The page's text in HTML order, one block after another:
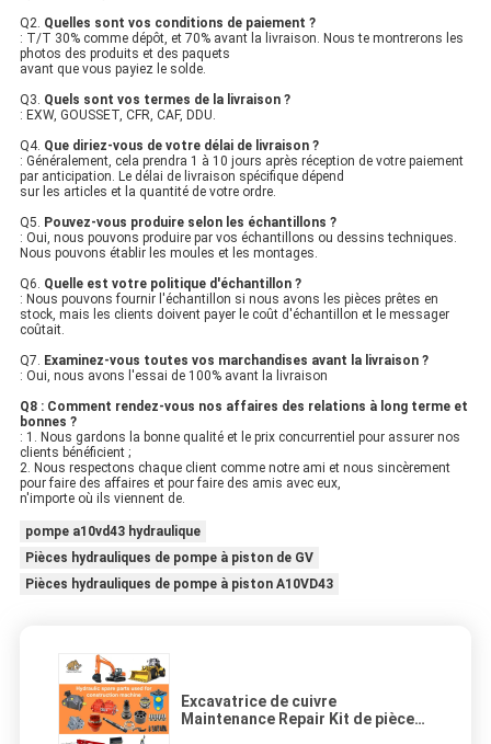
Q2. Quelles sont vos conditions de paiement ?
: T/T 30% comme dépôt, et 70% avant la livraison. Nous te montrerons les
photos des produits et des paquets
avant que vous payiez le solde.
Q3. Quels sont vos termes de la livraison ?
: EXW, GOUSSET, CFR, CAF, DDU.
Q4. Que diriez-vous de votre délai de livraison ?
: Généralement, cela prendra 1 à 10 jours après réception de votre paiement
par anticipation. Le délai de livraison spécifique dépend
sur les articles et la quantité de votre ordre.
Q5. Pouvez-vous produire selon les échantillons ?
: Oui, nous pouvons produire par vos échantillons ou dessins techniques.
Nous pouvons établir les moules et les montages.
Q6. Quelle est votre politique d'échantillon ?
: Nous pouvons fournir l'échantillon si nous avons les pièces prêtes en
stock, mais les clients doivent payer le coût d'échantillon et le messager
coûtait.
Q7. Examinez-vous toutes vos marchandises avant la livraison ?
: Oui, nous avons l'essai de 100% avant la livraison
Q8 : Comment rendez-vous nos affaires des relations à long terme et
bonnes ?
: 1. Nous gardons la bonne qualité et le prix concurrentiel pour assurer nos
clients bénéficient ;
2. Nous respectons chaque client comme notre ami et nous sincèrement
pour faire des affaires et pour faire des amis avec eux,
n'importe où ils viennent de.
pompe a10vd43 hydraulique
Pièces hydrauliques de pompe à piston de GV
Pièces hydrauliques de pompe à piston A10VD43
Excavatrice de cuivre
Maintenance Repair Kit de pièces